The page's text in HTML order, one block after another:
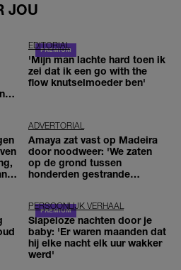
JOU
in
EDITORIAL
'Mijn man lachte hard toen ik
zei dat ik een go with the
flow knutselmoeder ben'
ADVERTORIAL
Amaya zat vast op Madeira
door noodweer: 'We zaten
op de grond tussen
honderden gestrande
PERSOONLIJK VERHAAL
Slapeloze nachten door je
baby: 'Er waren maanden dat
hij elke nacht elk uur wakker
werd'